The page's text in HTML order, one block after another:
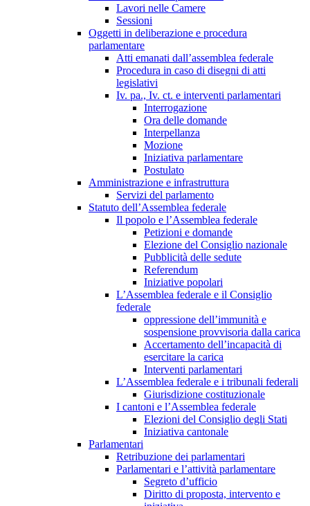
Lavori nelle Camere
Sessioni
Oggetti in deliberazione e procedura
parlamentare
Atti emanati dall’assemblea federale
Procedura in caso di disegni di atti
legislativi
Iv. pa., Iv. ct. e interventi parlamentari
Interrogazione
Ora delle domande
Interpellanza
Mozione
Iniziativa parlamentare
Postulato
Amministrazione e infrastruttura
Servizi del parlamento
Statuto dell’Assemblea federale
Il popolo e l’Assemblea federale
Petizioni e domande
Elezione del Consiglio nazionale
Pubblicità delle sedute
Referendum
Iniziative popolari
L’Assemblea federale e il Consiglio
federale
oppressione dell’immunità e
sospensione provvisoria dalla carica
Accertamento dell’incapacità di
esercitare la carica
Interventi parlamentari
L’Assemblea federale e i tribunali federali
Giurisdizione costituzionale
I cantoni e l’Assemblea federale
Elezioni del Consiglio degli Stati
Iniziativa cantonale
Parlamentari
Retribuzione dei parlamentari
Parlamentari e l’attività parlamentare
Segreto d’ufficio
Diritto di proposta, intervento e